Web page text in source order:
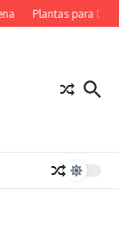
Plantas para